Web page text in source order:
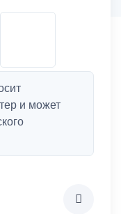
и может